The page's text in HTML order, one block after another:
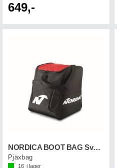
649,-
NORDICA BOOT BAG Svart/Röd
Pjäxbag
16 i lager